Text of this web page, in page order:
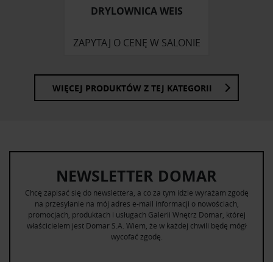
DRYLOWNICA WEIS
ZAPYTAJ O CENĘ W SALONIE
WIĘCEJ PRODUKTÓW Z TEJ KATEGORII
NEWSLETTER DOMAR
Chcę zapisać się do newslettera, a co za tym idzie wyrażam zgodę
na przesyłanie na mój adres e-mail informacji o nowościach,
promocjach, produktach i usługach Galerii Wnętrz Domar, której
właścicielem jest Domar S.A. Wiem, że w każdej chwili będę mógł
wycofać zgodę.